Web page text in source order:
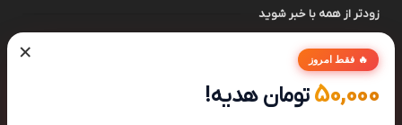
زودتر از همه با خبر شوید
× 🔥 فقط امروز
50,000تومان هدیه!